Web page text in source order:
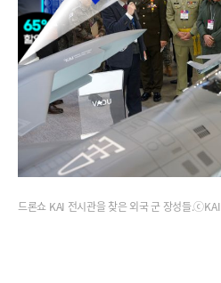
드론쇼 KAI 전시관을 찾은 외국 군 장성들.ⓒKAI